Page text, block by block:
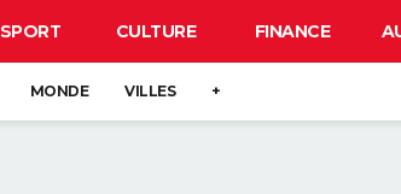
SPORT CULTURE FINANCE
MONDE VILLES +